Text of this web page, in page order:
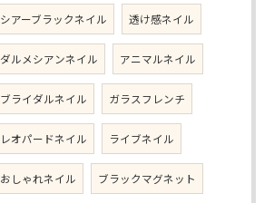
シアーブラックネイル 透け感ネイル
ダルメシアンネイル アニマルネイル
ブライダルネイル ガラスフレンチ
レオパードネイル ライブネイル
おしゃれネイル ブラックマグネット